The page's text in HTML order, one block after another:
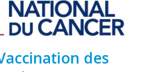
des